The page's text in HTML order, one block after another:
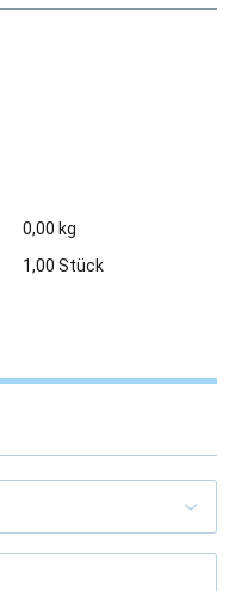
0,00 kg
1,00 Stück